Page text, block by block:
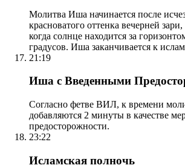
Молитва Иша начинается после
красноватого оттенка вечерней
когда солнце находится за
градусов. Иша заканчивается к
21:19
Иша с Введенными
Согласно фетве ВИЛ, к времени
добавляются 2 минуты в качестве
предосторожности.
23:22
Исламская полночь